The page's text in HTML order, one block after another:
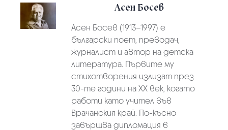
Асен Босев
Асен Босев (1913–1997) е
български поет, преводач,
журналист и автор на детска
литература. Първите му
стихотворения излизат през
30-те години на ХХ век, когато
работи като учител във
Врачанския край. По-късно
завършва дипломация в